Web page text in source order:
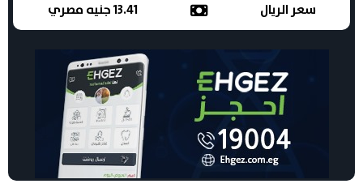
سعر الريال 13.41 جنيه مصري